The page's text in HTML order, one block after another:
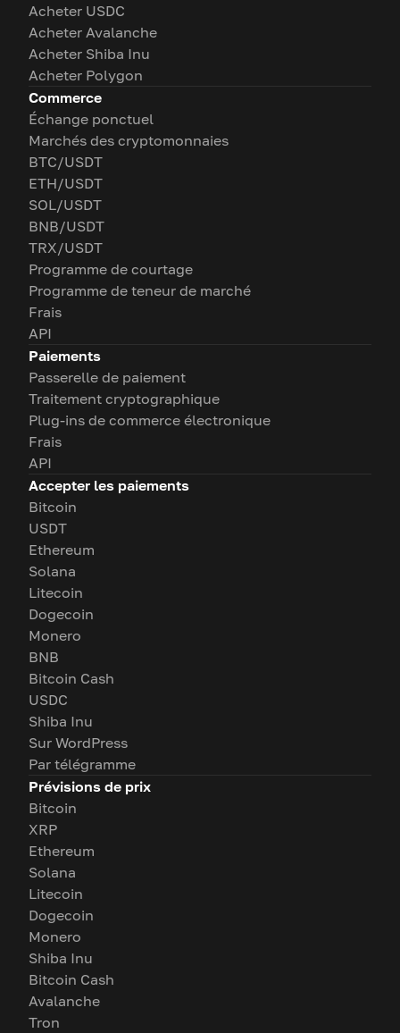
Acheter USDC
Acheter Avalanche
Acheter Shiba Inu
Acheter Polygon
Commerce
Échange ponctuel
Marchés des cryptomonnaies
BTC/USDT
ETH/USDT
SOL/USDT
BNB/USDT
TRX/USDT
Programme de courtage
Programme de teneur de marché
Frais
API
Paiements
Passerelle de paiement
Traitement cryptographique
Plug-ins de commerce électronique
Frais
API
Accepter les paiements
Bitcoin
USDT
Ethereum
Solana
Litecoin
Dogecoin
Monero
BNB
Bitcoin Cash
USDC
Shiba Inu
Sur WordPress
Par télégramme
Prévisions de prix
Bitcoin
XRP
Ethereum
Solana
Litecoin
Dogecoin
Monero
Shiba Inu
Bitcoin Cash
Avalanche
Tron